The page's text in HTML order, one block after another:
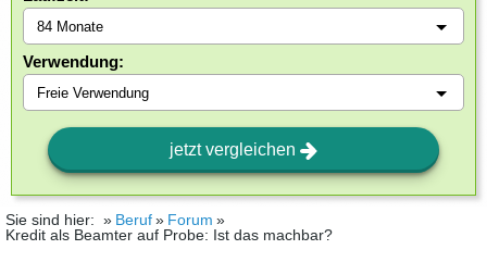
Verwendung:
jetzt vergleichen
Sie sind hier: Beruf
Forum
Kredit als Beamter auf Probe: Ist das machbar?